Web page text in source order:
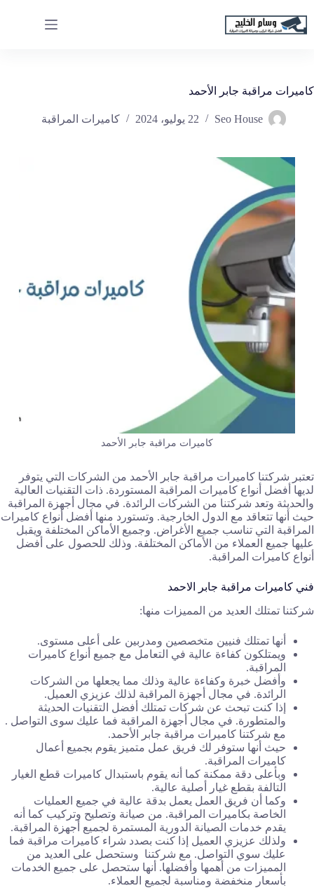
إلى
المحتوى
كاميرات مراقبة جابر الأحمد
Seo House 22 يوليو، 2024 كاميرات المراقبة
كاميرات مراقبة جابر الأحمد
تعتبر شركتنا كاميرات مراقبة جابر الأحمد من الشركات التي يتوفر
لديها أفضل أنواع كاميرات المراقبة المستوردة. ذات التقنيات العالية
والحديثة وتعد شركتنا من الشركات الرائدة. في مجال أجهزة المراقبة
حيث أنها تتعاقد مع الدول الخارجية. وتستورد منها أفضل أنواع كاميرات
المراقبة التي تناسب جميع الأغراض. وجميع الأماكن المختلفة ويقبل
عليها جميع العملاء من الأماكن المختلفة. وذلك للحصول على أفضل
أنواع كاميرات المراقبة.
فني كاميرات مراقبة جابر الاحمد
شركتنا تمتلك العديد من المميزات منها:
أنها تمتلك فنيين متخصصين ومدربين على أعلى مستوى.
ويمتلكون كفاءة عالية في التعامل مع جميع أنواع كاميرات
المراقبة.
وأفضل خبرة وكفاءة عالية وذلك مما يجعلها من الشركات
الرائدة. في مجال أجهزة المراقبة لذلك عزيزي العميل.
إذا كنت تبحث عن شركات تمتلك أفضل التقنيات الحديثة
والمتطورة. في مجال أجهزة المراقبة فما عليك سوى التواصل .
مع شركتنا كاميرات مراقبة جابر الأحمد.
حيث أنها ستوفر لك فريق عمل متميز يقوم بجميع أعمال
كاميرات المراقبة.
وبأعلى دقة ممكنة كما أنه يقوم باستبدال كاميرات قطع الغيار
التالفة بقطع غيار أصلية عالية.
وكما أن فريق العمل يعمل بدقة عالية في جميع العمليات
الخاصة بكاميرات المراقبة. من صيانة وتصليح وتركيب كما أنه
يقدم خدمات الصيانة الدورية المستمرة لجميع أجهزة المراقبة.
ولذلك عزيزي العميل إذا كنت بصدد شراء كاميرات مراقبة فما
عليك سوي التواصل. مع شركتنا وستحصل على العديد من
المميزات من أهمها وأفضلها. أنها ستحصل على جميع الخدمات
بأسعار منخفضة ومناسبة لجميع العملاء.